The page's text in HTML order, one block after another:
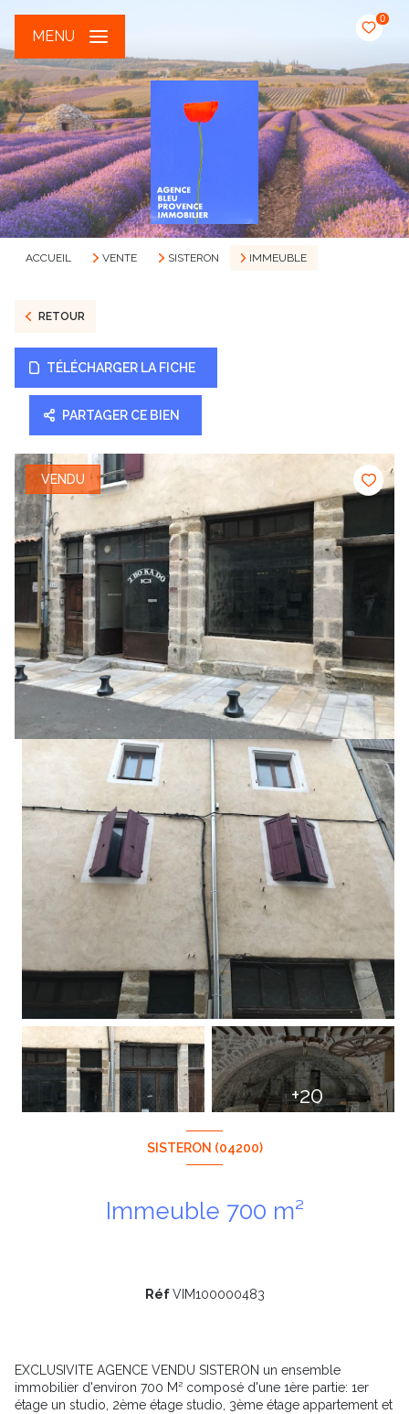
0
MENU
ACCUEIL VENTE SISTERON IMMEUBLE
RETOUR
TÉLÉCHARGER LA FICHE
PARTAGER CE BIEN
VENDU
+20
SISTERON (04200)
Immeuble 700 m²
RéfVIM100000483
EXCLUSIVITE AGENCE VENDU SISTERON un ensemble
immobilier d'environ 700 M² composé d'une 1ère partie: 1er
étage un studio, 2ème étage studio, 3ème étage appartement et